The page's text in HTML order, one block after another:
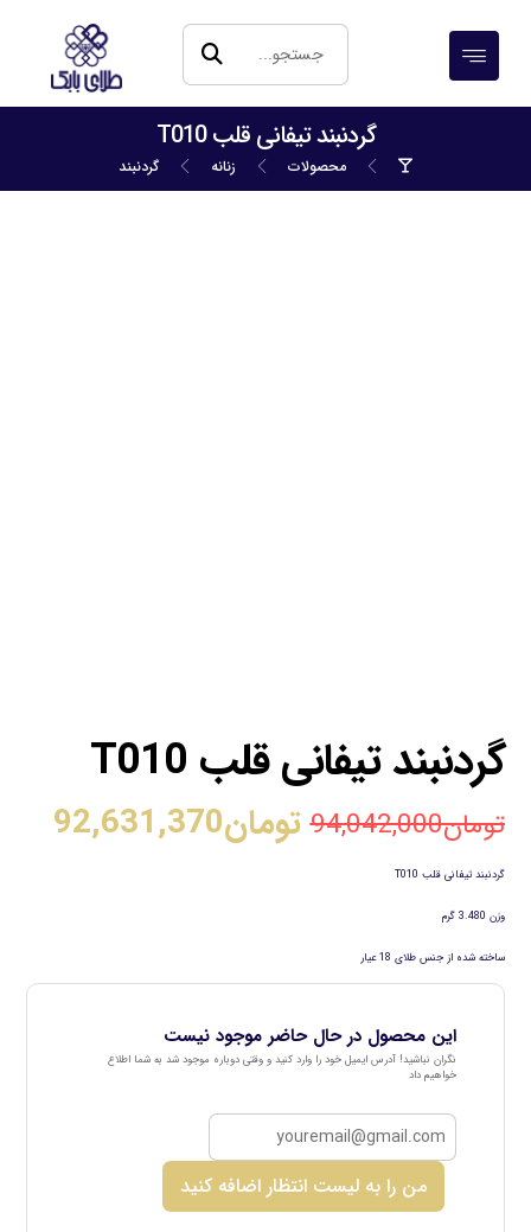
گردنبند تیفانی قلب T010
محصولات زنانه گردنبند
گردنبند تیفانی قلب T010
تومان94,042,000 تومان92,631,370
گردنبند تیفانی قلب T010
وزن 3.480 گرم
ساخته شده از جنس طلای 18 عیار
این محصول در حال حاضر موجود نیست
نگران نباشید! آدرس ایمیل خود را وارد کنید و وقتی دوباره موجود شد به شما اطلاع
خواهیم داد
من را به لیست انتظار اضافه کنید